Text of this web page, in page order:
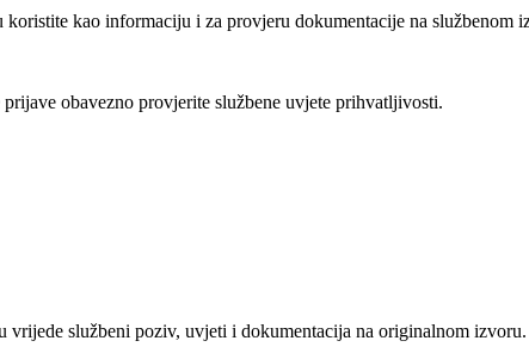
kao informaciju i za provjeru dokumentacije na službenom
prijave obavezno provjerite službene uvjete prihvatljivosti.
službeni poziv, uvjeti i dokumentacija na originalnom izvoru.